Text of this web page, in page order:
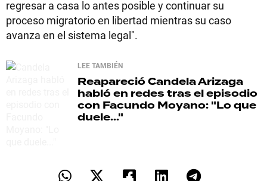
regresar a casa lo antes posible y continuar su
proceso migratorio en libertad mientras su caso
avanza en el sistema legal".
LEE TAMBIÉN
ReaparecióCandela Arizaga
habló en redes tras el episodio
con Facundo Moyano: "Lo que
duele..."